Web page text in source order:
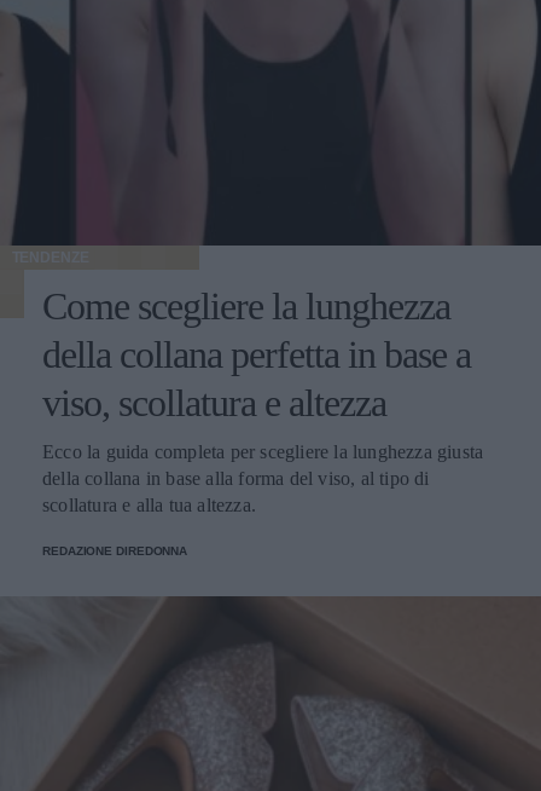
TENDENZE
Come scegliere la lunghezza
della collana perfetta in base a
viso, scollatura e altezza
Ecco la guida completa per scegliere la lunghezza giusta
della collana in base alla forma del viso, al tipo di
scollatura e alla tua altezza.
REDAZIONE DIREDONNA